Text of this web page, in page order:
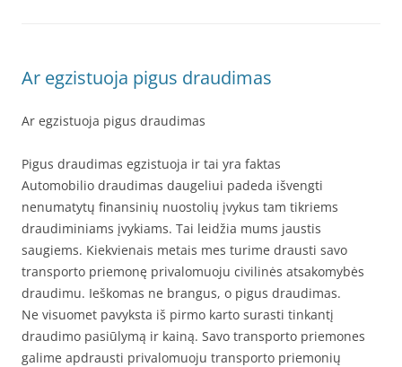
Ar egzistuoja pigus draudimas
Ar egzistuoja pigus draudimas
Pigus draudimas egzistuoja ir tai yra faktas
Automobilio draudimas daugeliui padeda išvengti
nenumatytų finansinių nuostolių įvykus tam tikriems
draudiminiams įvykiams. Tai leidžia mums jaustis
saugiems. Kiekvienais metais mes turime drausti savo
transporto priemonę privalomuoju civilinės atsakomybės
draudimu. Ieškomas ne brangus, o pigus draudimas.
Ne visuomet pavyksta iš pirmo karto surasti tinkantį
draudimo pasiūlymą ir kainą. Savo transporto priemones
galime apdrausti privalomuoju transporto priemonių